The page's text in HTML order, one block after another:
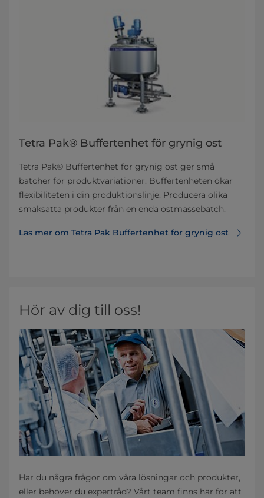
Tetra Pak® Buffertenhet för grynig ost
Tetra Pak® Buffertenhet för grynig ost ger små
batcher för produktvariationer. Buffertenheten ökar
flexibiliteten i din produktionslinje. Producera olika
smaksatta produkter från en enda ostmassebatch.
Läs mer om Tetra Pak Buffertenhet för grynig ost
Hör av dig till oss!
Har du några frågor om våra lösningar och produkter,
eller behöver du expertråd? Vårt team finns här för att